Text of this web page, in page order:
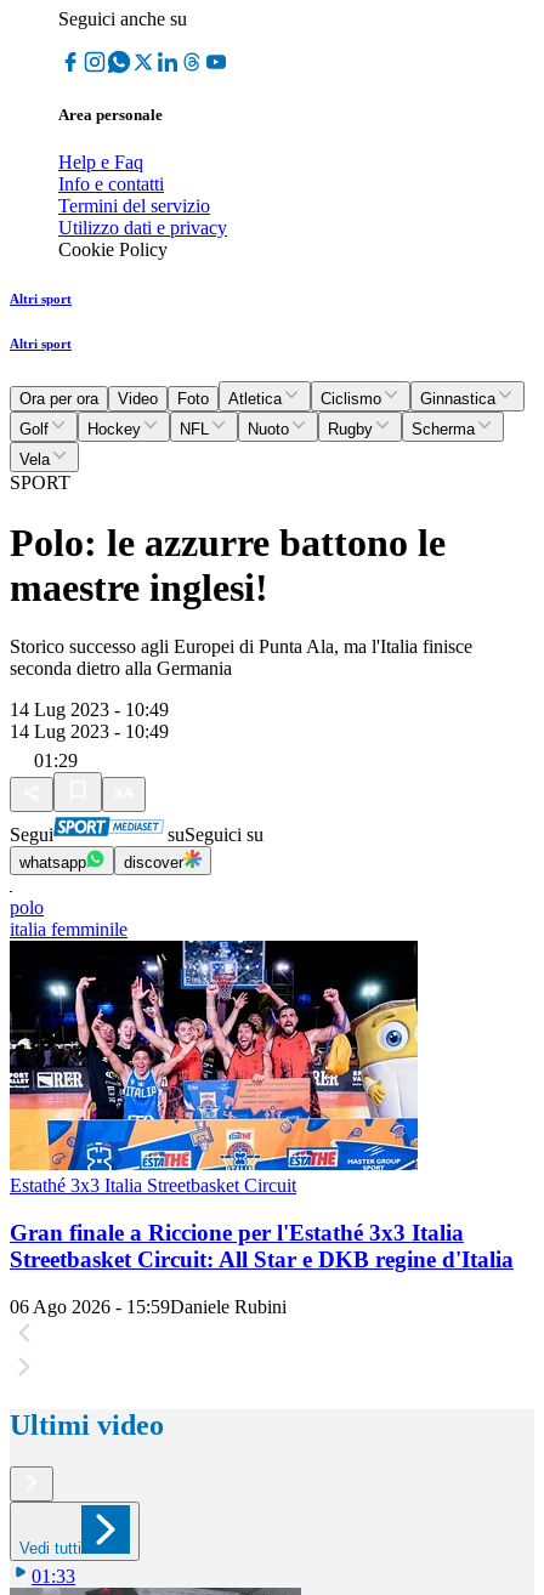
Seguici anche su
Area personale
Help e Faq
Info e contatti
Termini del servizio
Utilizzo dati e privacy
Cookie Policy
Altri sport
Altri sport
Ora per ora Video Foto Atletica Ciclismo
Ginnastica
Golf
Hockey NFL Nuoto Rugby
Scherma
Vela
SPORT
Polo: le azzurre battono le
maestre inglesi!
Storico successo agli Europei di Punta Ala, ma l'Italia finisce
seconda dietro alla Germania
14 Lug 2023 - 10:49
14 Lug 2023 - 10:49
01:29
Segui suSeguici su
whatsapp discover
polo
italia femminile
Estathé 3x3 Italia Streetbasket Circuit
Gran finale a Riccione per l'Estathé 3x3 Italia
Streetbasket Circuit: All Star e DKB regine d'Italia
06 Ago 2026 - 15:59Daniele Rubini
Ultimi video
Vedi tutti
01:33